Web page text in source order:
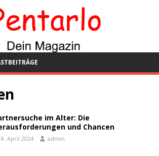
im Alter: Die
und Chancen
8. April 2024 admin